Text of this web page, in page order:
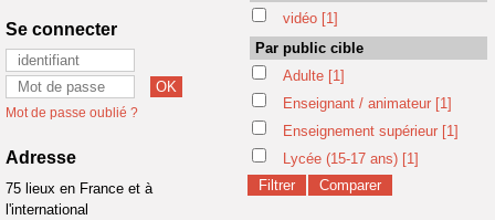
Se connecter
Mot de passe oublié ?
Adresse
75 lieux en France et à
l'international
vidéo [1]
Par public cible
Adulte [1]
Enseignant / animateur [1]
Enseignement supérieur [1]
Lycée (15-17 ans) [1]